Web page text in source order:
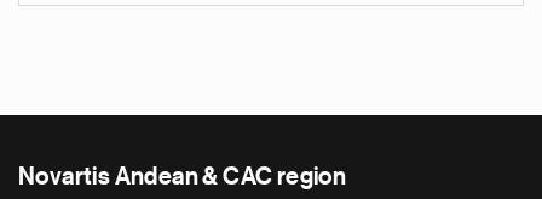
Novartis Andean & CAC region